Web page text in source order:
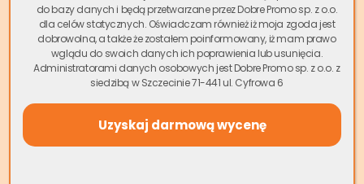
Skup nieruchomości Zabrze
– na czym polega sprzedaż?
Jak działa skup nieruchomości w Zabrzu? Z
perspektywy właściciela. model, jaki proponuje skup
do bazy danych i będą przetwarzane przez Dobre Promo sp. z o.o.
dla celów statycznych. Oświadczam również iż moja zgoda jest
dobrowolna, a także że zostałem poinformowany, iż mam prawo
wglądu do swoich danych ich poprawienia lub usunięcia.
Administratorami danych osobowych jest Dobre Promo sp. z o.o. z
siedzibą w Szczecinie 71-441 ul. Cyfrowa 6